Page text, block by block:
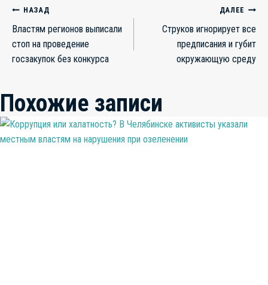
Навигация
по
записям
НАЗАД
Властям регионов выписали
стоп на проведение
госзакупок без конкурса
ДАЛЕЕ
Струков игнорирует все
предписания и губит
окружающую среду
Похожие записи